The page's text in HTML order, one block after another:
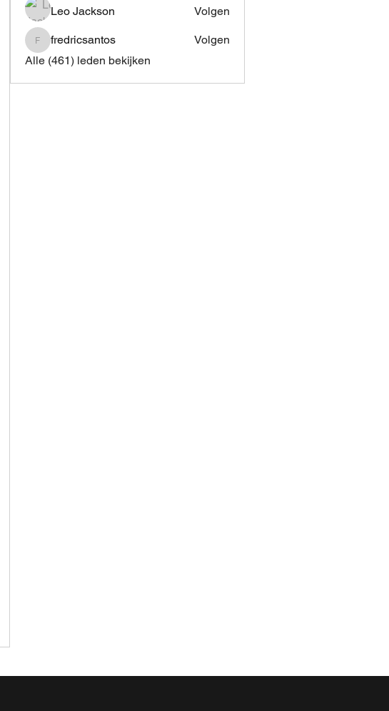
Leo Jackson Volgen
fredricsantos
fredricsantos
Volgen
Alle (461) leden bekijken